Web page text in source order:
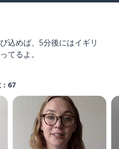
込めば、5分後にはイギリ
てるよ。
67